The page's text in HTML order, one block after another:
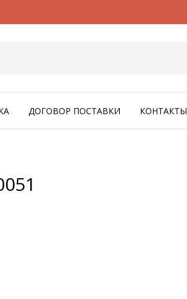
ДОГОВОР ПОСТАВКИ КОНТАКТЫ